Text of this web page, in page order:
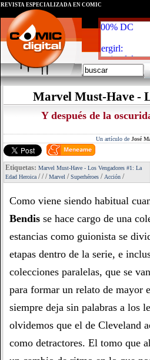
REVISTA ESPECIALIZADA EN CÓMIC
Marvel Must-Have -
Y después de la
Un artículo de José
Etiquetas: Marvel Must-Have - Los Vengadores #1: La
Edad Heroica ///Marvel /Superhéroes / Acción /
Como viene siendo habitual
Bendis se hace cargo de una
estancias como guionista se
etapas dentro de la serie, e
colecciones paralelas, que se
para formar un relato de mayor
siempre deja sin palabras a los
olvidemos que el de Cleveland
como detractores. El tomo que